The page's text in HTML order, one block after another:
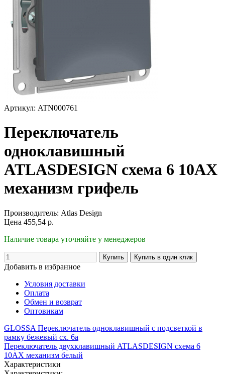
Артикул: ATN000761
Переключатель
одноклавишный
ATLASDESIGN схема 6 10АХ
механизм грифель
Производитель: Atlas Design
Цена 455,54 р.
Наличие товара уточняйте у менеджеров
Добавить в избранное
Условия доставки
Оплата
Обмен и возврат
Оптовикам
GLOSSA Переключатель одноклавишный с подсветкой в
рамку бежевый сх. 6а
Переключатель двухклавишный ATLASDESIGN схема 6
10АХ механизм белый
Характеристики